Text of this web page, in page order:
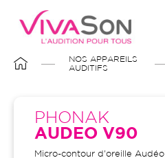
contenu
principal
FIL
D'ARIANE
NOS APPAREILS
AUDITIFS
PHONAK
AUDEO V90
Micro-contour d'oreille Audéo